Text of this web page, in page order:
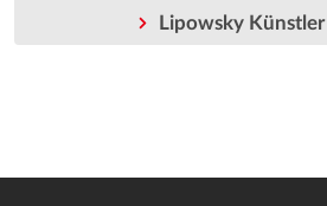
Lipowsky Künstler I